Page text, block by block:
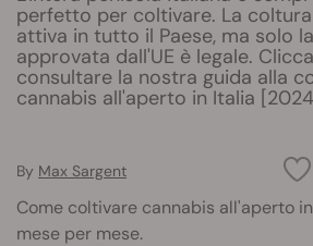
perfetto per coltivare. La
attiva in tutto il Paese, ma solo
approvata dall'UE è legale.
consultare la nostra guida alla
cannabis all'aperto in Italia
By Max Sargent
Come coltivare cannabis all'aperto
mese per mese.